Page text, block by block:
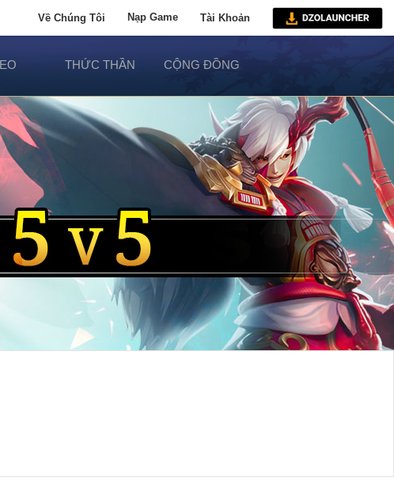
Về Chúng Tôi Nạp Game Tài Khoản
THỨC THẦN CỘNG ĐỒNG